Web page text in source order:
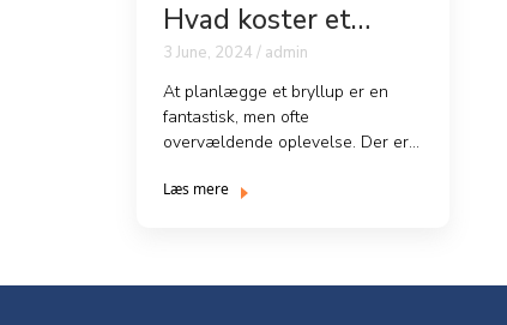
Hvad koster et
bryllup?
3 June, 2024 / admin
At planlægge et bryllup er en
fantastisk, men ofte
overvældende oplevelse. Der er
fo...
Læs mere